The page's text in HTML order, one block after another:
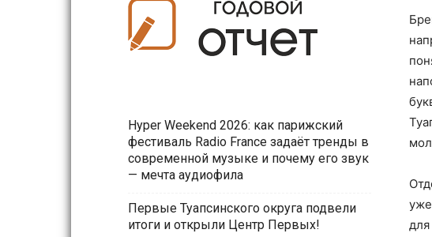
для
Hyper Weekend 2026: как парижский
фестиваль Radio France задаёт тренды в
современной музыке и почему его звук
— мечта аудиофила
Первые Туапсинского округа подвели
итоги и открыли Центр Первых!